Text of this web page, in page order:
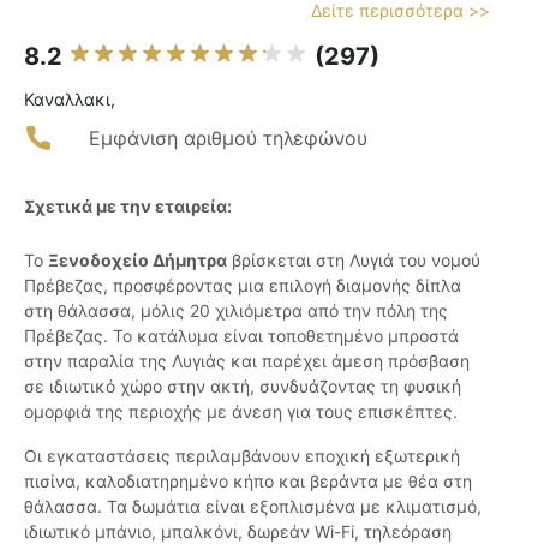
Δείτε περισσότερα >>
8.2 (297)
Καναλλακι,
Εμφάνιση αριθμού τηλεφώνου
Σχετικά με την εταιρεία:
Το Ξενοδοχείο Δήμητρα βρίσκεται στη Λυγιά του νομού
Πρέβεζας, προσφέροντας μια επιλογή διαμονής δίπλα
στη θάλασσα, μόλις 20 χιλιόμετρα από την πόλη της
Πρέβεζας. Το κατάλυμα είναι τοποθετημένο μπροστά
στην παραλία της Λυγιάς και παρέχει άμεση πρόσβαση
σε ιδιωτικό χώρο στην ακτή, συνδυάζοντας τη φυσική
ομορφιά της περιοχής με άνεση για τους επισκέπτες.
Οι εγκαταστάσεις περιλαμβάνουν εποχική εξωτερική
πισίνα, καλοδιατηρημένο κήπο και βεράντα με θέα στη
θάλασσα. Τα δωμάτια είναι εξοπλισμένα με κλιματισμό,
ιδιωτικό μπάνιο, μπαλκόνι, δωρεάν Wi-Fi, τηλεόραση